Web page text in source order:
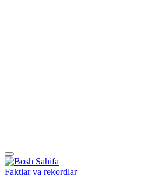
Faktlar va rekordlar